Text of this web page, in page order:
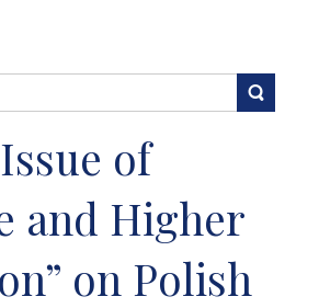
of
and Higher
on Polish